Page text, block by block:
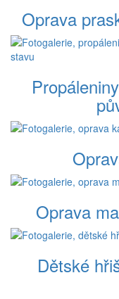
Oprava
Oprava
Dětské